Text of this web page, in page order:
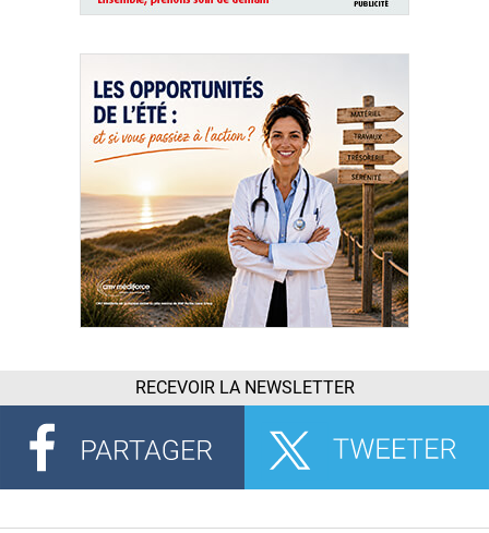
RECEVOIR LA NEWSLETTER